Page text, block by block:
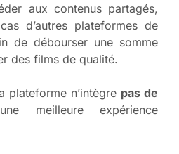
aux contenus partagés,
d’autres plateformes de
de débourser une somme
des films de qualité.
plateforme n’intègre pas de
meilleure expérience